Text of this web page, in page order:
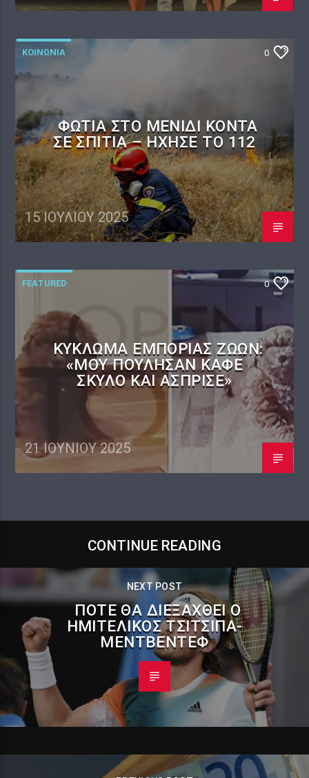
ΚΟΙΝΩΝΙΑ 0
ΦΩΤΙΆ ΣΤΟ ΜΕΝΊΔΙ ΚΟΝΤΆ
ΣΕ ΣΠΊΤΙΑ – ΉΧΗΣΕ ΤΟ 112
15 ΙΟΥΛΊΟΥ 2025
FEATURED 0
KΎΚΛΩΜΑ ΕΜΠΟΡΊΑΣ ΖΏΩΝ:
«ΜΟΥ ΠΟΎΛΗΣΑΝ ΚΑΦΈ
ΣΚΎΛΟ ΚΑΙ ΆΣΠΡΙΣΕ»
21 ΙΟΥΝΊΟΥ 2025
CONTINUE READING
NEXT POST
ΠΌΤΕ ΘΑ ΔΙΕΞΑΧΘΕΊ Ο
ΗΜΙΤΕΛΙΚΌΣ ΤΣΙΤΣΙΠΆ-
ΜΕΝΤΒΈΝΤΕΦ